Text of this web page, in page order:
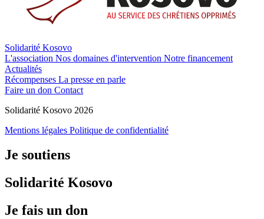
Solidarité Kosovo
L'association Nos domaines d'intervention Notre financement
Actualités
Récompenses La presse en parle
Faire un don Contact
Solidarité Kosovo 2026
Mentions légales Politique de confidentialité
Je soutiens
Solidarité Kosovo
Je fais un don